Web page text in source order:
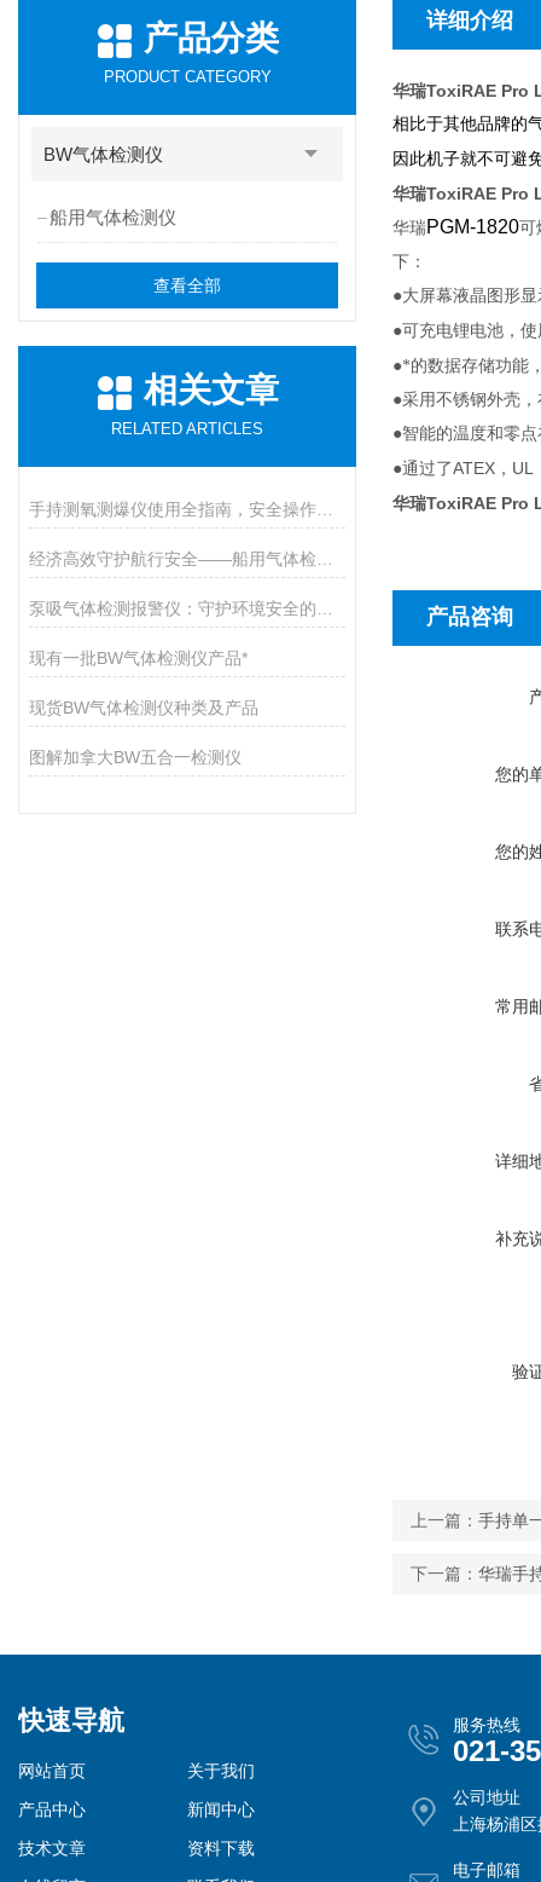
产品分类
PRODUCT CATEGORY
BW气体检测仪
船用气体检测仪
查看全部
相关文章
RELATED ARTICLES
现有一批BW气体检测仪产品*
现货BW气体检测仪种类及产品
图解加拿大BW五合一检测仪
详细介绍
华瑞ToxiRAE Pro
相比于其他品牌的
因此机子就不可避
华瑞ToxiRAE Pro
华瑞PGM-1820可
下：
●大屏幕液晶图形
●可充电锂电池，
●*的数据存储功能
●采用不锈钢外壳
●智能的温度和零
●通过了ATEX ， UL
华瑞ToxiRAE Pro
产品咨询
您的
您的
联系
常用
详细
补充
验
上一篇： 手持单
下一篇： 华瑞手
快速导航
网站首页
关于我们
产品中心
新闻中心
技术文章
资料下载
服务热线
021-
公司地址
上海杨浦
电子邮箱